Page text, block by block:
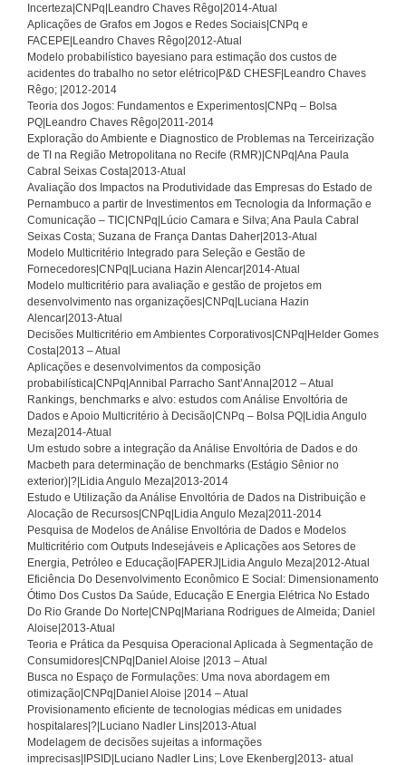
Incerteza|CNPq|Leandro Chaves Rêgo|2014-Atual
Aplicações de Grafos em Jogos e Redes Sociais|CNPq e
FACEPE|Leandro Chaves Rêgo|2012-Atual
Modelo probabilístico bayesiano para estimação dos custos de
acidentes do trabalho no setor elétrico|P&D CHESF|Leandro Chaves
Rêgo; |2012-2014
Teoria dos Jogos: Fundamentos e Experimentos|CNPq – Bolsa
PQ|Leandro Chaves Rêgo|2011-2014
Exploração do Ambiente e Diagnostico de Problemas na Terceirização
de TI na Região Metropolitana no Recife (RMR)|CNPq|Ana Paula
Cabral Seixas Costa|2013-Atual
Avaliação dos Impactos na Produtividade das Empresas do Estado de
Pernambuco a partir de Investimentos em Tecnologia da Informação e
Comunicação – TIC|CNPq|Lúcio Camara e Silva; Ana Paula Cabral
Seixas Costa; Suzana de França Dantas Daher|2013-Atual
Modelo Multicritério Integrado para Seleção e Gestão de
Fornecedores|CNPq|Luciana Hazin Alencar|2014-Atual
Modelo multicritério para avaliação e gestão de projetos em
desenvolvimento nas organizações|CNPq|Luciana Hazin
Alencar|2013-Atual
Decisões Multicritério em Ambientes Corporativos|CNPq|Helder Gomes
Costa|2013 – Atual
Aplicações e desenvolvimentos da composição
probabilística|CNPq|Annibal Parracho Sant’Anna|2012 – Atual
Rankings, benchmarks e alvo: estudos com Análise Envoltória de
Dados e Apoio Multicritério à Decisão|CNPq – Bolsa PQ|Lidia Angulo
Meza|2014-Atual
Um estudo sobre a integração da Análise Envoltória de Dados e do
Macbeth para determinação de benchmarks (Estágio Sênior no
exterior)|?|Lidia Angulo Meza|2013-2014
Estudo e Utilização da Análise Envoltória de Dados na Distribuição e
Alocação de Recursos|CNPq|Lidia Angulo Meza|2011-2014
Pesquisa de Modelos de Análise Envoltória de Dados e Modelos
Multicritério com Outputs Indesejáveis e Aplicações aos Setores de
Energia, Petróleo e Educação|FAPERJ|Lidia Angulo Meza|2012-Atual
Eficiência Do Desenvolvimento Econômico E Social: Dimensionamento
Ótimo Dos Custos Da Saúde, Educação E Energia Elétrica No Estado
Do Rio Grande Do Norte|CNPq|Mariana Rodrigues de Almeida; Daniel
Aloise|2013-Atual
Teoria e Prática da Pesquisa Operacional Aplicada à Segmentação de
Consumidores|CNPq|Daniel Aloise |2013 – Atual
Busca no Espaço de Formulações: Uma nova abordagem em
otimização|CNPq|Daniel Aloise |2014 – Atual
Provisionamento eficiente de tecnologias médicas em unidades
hospitalares|?|Luciano Nadler Lins|2013-Atual
Modelagem de decisões sujeitas a informações
imprecisas|IPSID|Luciano Nadler Lins; Love Ekenberg|2013- atual